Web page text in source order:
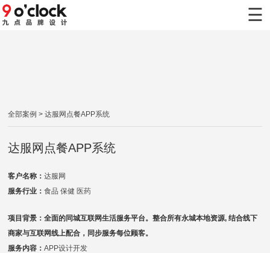
×
新闻动态
关于九点
☰
全部案例 > 达服网点餐APP系统
达服网点餐APP系统
客户名称：达服网
服务行业：食品 保健 医药
项目背景：全面的同城互联网生活服务平台。整合所有永城本地资源, 结合线下
商家与互联网线上配合，同步服务每位顾客。
服务内容：APP设计开发